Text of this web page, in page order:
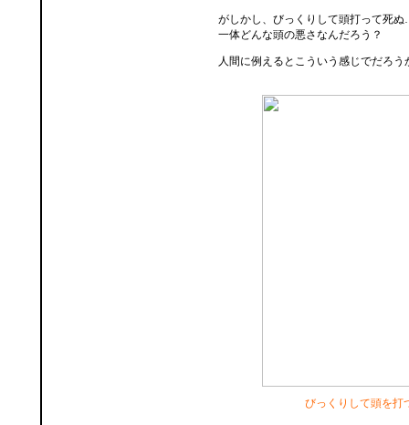
がしかし、びっくりして頭打って死
一体どんな頭の悪さなんだろう？
人間に例えるとこういう感じでだろう
びっくりして頭を打